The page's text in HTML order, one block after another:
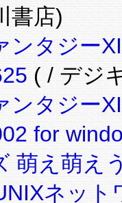
書店)
ンタジー
( / デジ
ンタジー
for
萌え萌え
ネット